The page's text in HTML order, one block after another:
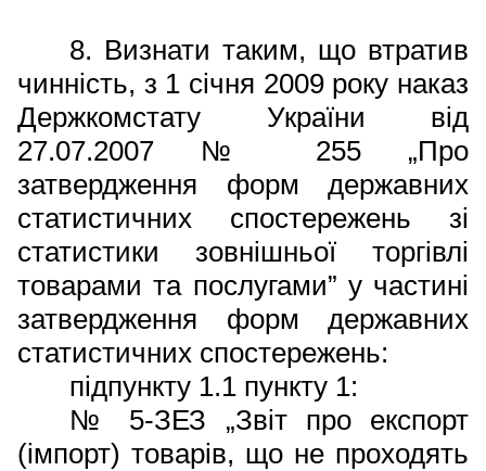
8. Визнати таким, що втратив
чинність, з 1 січня 2009 року наказ
Держкомстату України від
27.07.2007 № 255 „Про
затвердження форм державних
статистичних спостережень зі
статистики зовнішньої торгівлі
товарами та послугами” у частині
затвердження форм державних
статистичних спостережень:
підпункту 1.1 пункту 1:
№ 5-ЗЕЗ „Звіт про експорт
(імпорт) товарів, що не проходять